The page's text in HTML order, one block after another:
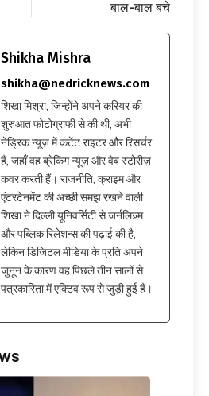
बाल-बाल बचे
Shikha Mishra
shikha@nedricknews.com
शिखा मिश्रा, जिन्होंने अपने करियर की
शुरुआत फोटोग्राफी से की थी, अभी
नेड्रिक न्यूज़ में कंटेंट राइटर और रिसर्चर
हैं, जहाँ वह ब्रेकिंग न्यूज़ और वेब स्टोरीज़
कवर करती हैं। राजनीति, क्राइम और
एंटरटेनमेंट की अच्छी समझ रखने वाली
शिखा ने दिल्ली यूनिवर्सिटी से जर्नलिज़्म
और पब्लिक रिलेशन्स की पढ़ाई की है,
लेकिन डिजिटल मीडिया के प्रति अपने
जुनून के कारण वह पिछले तीन सालों से
पत्रकारिता में एक्टिव रूप से जुड़ी हुई हैं।